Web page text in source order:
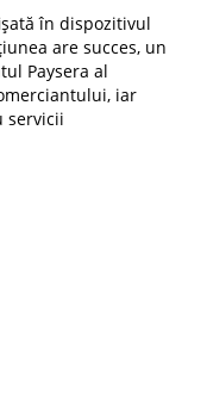
în dispozitivul
are succes, un
Paysera al
iar
servicii